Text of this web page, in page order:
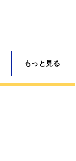
もっと見る